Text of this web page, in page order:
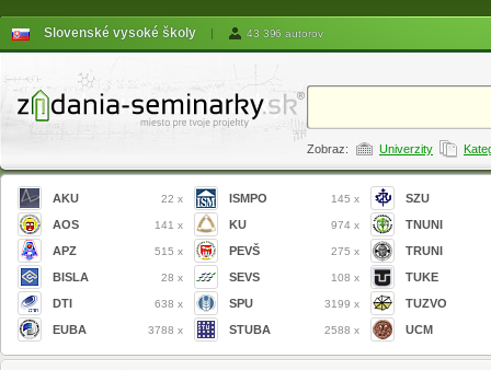
Slovenské vysoké školy | 43 396 autorov
Zobraz: Univerzity
AKU 22 x
AOS 141 x
APZ 515 x
BISLA 28 x
DTI 638 x
EUBA 3788 x
ISMPO 145 x
KU 974 x
PEVŠ 275 x
SEVS 108 x
SPU 3199 x
STUBA 2588 x
SZU
TNUNI
TRUNI
TUKE
TUZVO
UCM